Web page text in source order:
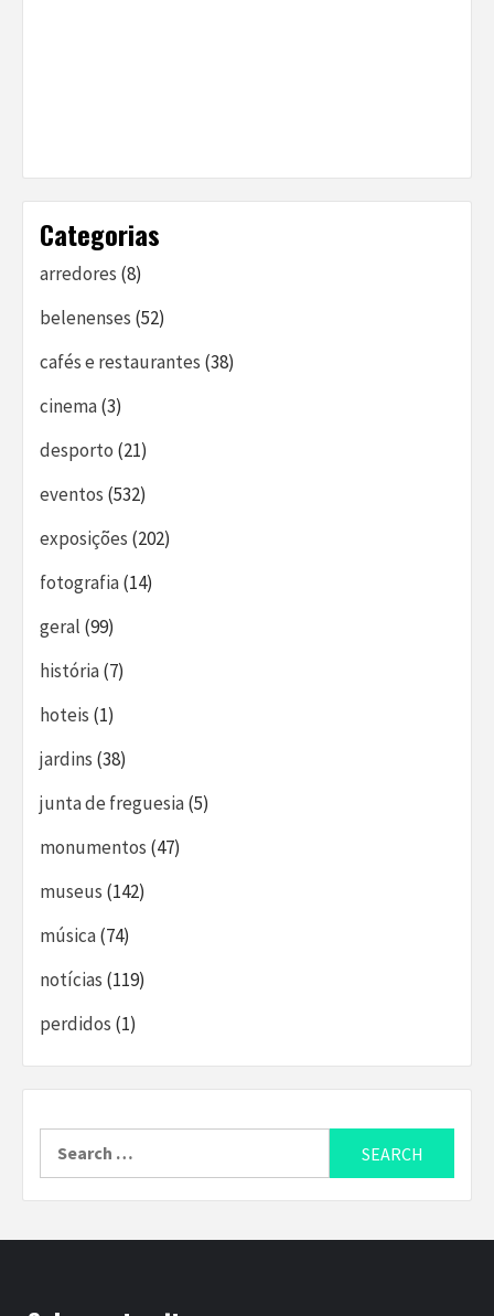
Categorias
arredores (8)
belenenses (52)
cafés e restaurantes (38)
cinema(3)
desporto (21)
eventos (532)
exposições (202)
fotografia(14)
geral (99)
história(7)
hoteis (1)
jardins (38)
junta de freguesia(5)
monumentos (47)
museus (142)
música(74)
notícias (119)
perdidos (1)